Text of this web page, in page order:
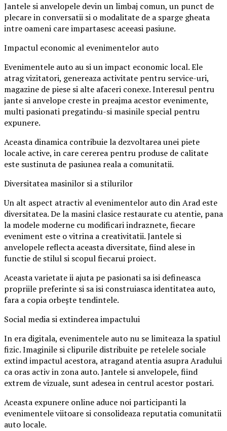
Jantele si anvelopele devin un limbaj comun, un punct de
plecare in conversatii si o modalitate de a sparge gheata
intre oameni care impartasesc aceeasi pasiune.
Impactul economic al evenimentelor auto
Evenimentele auto au si un impact economic local. Ele
atrag vizitatori, genereaza activitate pentru service-uri,
magazine de piese si alte afaceri conexe. Interesul pentru
jante si anvelope creste in preajma acestor evenimente,
multi pasionati pregatindu-si masinile special pentru
expunere.
Aceasta dinamica contribuie la dezvoltarea unei piete
locale active, in care cererea pentru produse de calitate
este sustinuta de pasiunea reala a comunitatii.
Diversitatea masinilor si a stilurilor
Un alt aspect atractiv al evenimentelor auto din Arad este
diversitatea. De la masini clasice restaurate cu atentie, pana
la modele moderne cu modificari indraznete, fiecare
eveniment este o vitrina a creativitatii. Jantele si
anvelopele reflecta aceasta diversitate, fiind alese in
functie de stilul si scopul fiecarui proiect.
Aceasta varietate ii ajuta pe pasionati sa isi defineasca
propriile preferinte si sa isi construiasca identitatea auto,
fara a copia orbește tendintele.
Social media si extinderea impactului
In era digitala, evenimentele auto nu se limiteaza la spatiul
fizic. Imaginile si clipurile distribuite pe retelele sociale
extind impactul acestora, atragand atentia asupra Aradului
ca oras activ in zona auto. Jantele si anvelopele, fiind
extrem de vizuale, sunt adesea in centrul acestor postari.
Aceasta expunere online aduce noi participanti la
evenimentele viitoare si consolideaza reputatia comunitatii
auto locale.